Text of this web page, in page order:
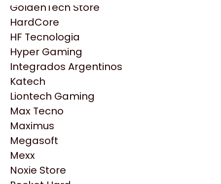
HP
HyperX
INNO3D
Intel
Kingston
Lenovo
Logitech
MSI
NVIDIA GeForce
NZXT
PNY
Palit
GoldenTech Store
HardCore
HF Tecnologia
Hyper Gaming
Integrados Argentinos
Katech
Liontech Gaming
Max Tecno
Maximus
Megasoft
Mexx
Noxie Store
Productos